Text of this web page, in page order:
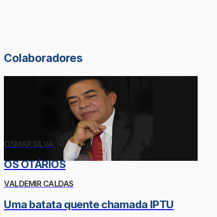
Colaboradores
OSMAR SILVA
OS OTÁRIOS
VALDEMIR CALDAS
Uma batata quente chamada IPTU